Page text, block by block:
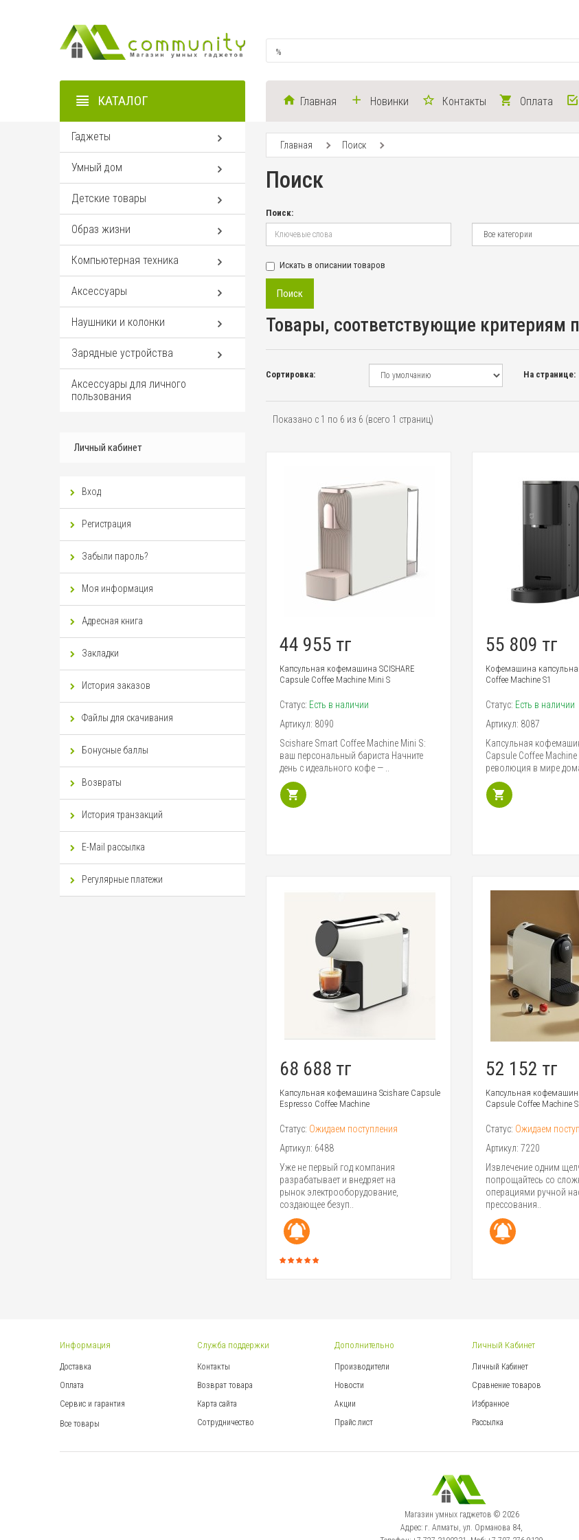
Главная Новинки Контакты Оплата
КАТАЛОГ
Гаджеты
Умный дом
Детские товары
Образ жизни
Компьютерная техника
Аксессуары
Наушники и колонки
Зарядные устройства
Аксессуары для личного
пользования
Личный кабинет
Вход
Регистрация
Забыли пароль?
Моя информация
Адресная книга
Закладки
История заказов
Файлы для скачивания
Бонусные баллы
Возвраты
История транзакций
E-Mail рассылка
Регулярные платежи
Главная Поиск
Поиск
Поиск:
Искать в описании товаров
Товары, соответствующие критериям
Сортировка: На странице:
Показано с 1 по 6 из 6 (всего 1 страниц)
44 955 тг
Капсульная кофемашина SCISHARE
Capsule Coffee Machine Mini S
Статус: Есть в наличии
Артикул: 8090
Scishare Smart Coffee Machine Mini S:
ваш персональный бариста Начните
день с идеального кофе — ..
55 809 тг
Кофемашина
Coffee Machine S1
Статус: Есть в наличии
Артикул: 8087
Капсульная
Capsule Coffee Machine
революция в мире
68 688 тг
Капсульная кофемашина Scishare Capsule
Espresso Coffee Machine
Статус: Ожидаем поступления
Артикул: 6488
Уже не первый год компания
разрабатывает и внедряет на
рынок электрооборудование,
создающее безуп..
52 152 тг
Капсульная
Capsule Coffee Machine
Статус: Ожидаем
Артикул: 7220
Извлечение одним
попрощайтесь со
операциями ручной
прессования..
Информация
Доставка
Оплата
Сервис и гарантия
Все товары
Служба поддержки
Контакты
Возврат товара
Карта сайта
Сотрудничество
Дополнительно
Производители
Новости
Акции
Прайс лист
Личный Кабинет
Личный Кабинет
Сравнение товаров
Избранное
Рассылка
Магазин умных гаджетов © 2026
Адрес: г. Алматы, ул. Орманова 84,